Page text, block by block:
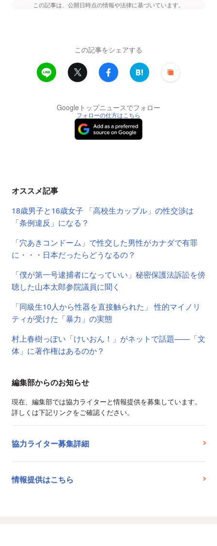
この記事は、公開日時点の情報や法律に基づいています。
この記事をシェアする
Googleトップニュースでフォロー
フォローの仕方はこちら
オススメ記事
18歳男子と16歳女子 「高校生カップル」の性交渉は
「条例違反」になる？
「穴あきコンドーム」で性交した男性がカナダで有罪
に・・・日本だったらどうなるの？
「僕が第一号逮捕者になっていい」秘密保護法訴訟を傍
聴した山本太郎参院議員に聞く
「同級生10人から性器を直接触られた」 性的マイノリ
ティが受けた「暴力」の実態
村上春樹っぽい「けいおん！」がネットで話題——「文
体」に著作権はあるのか？
編集部からのお知らせ
現在、編集部では協力ライターと情報提供を募集しています。
詳しくは下記リンクをご確認ください。
協力ライター募集詳細
情報提供はこちら